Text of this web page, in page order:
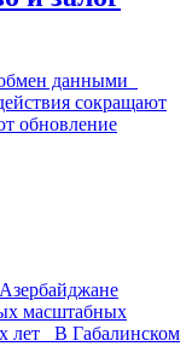
данными
сокращают
обновление
масштабных
лет В Габалинском